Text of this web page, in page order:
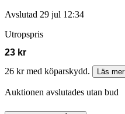
Avslutad 29 jul 12:34
Utropspris
23 kr
26 kr med köparskydd.
Läs mer
Auktionen avslutades utan bud